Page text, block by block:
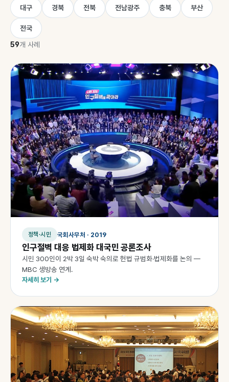
대구 경북 전북 전남광주 충북 부산
전국
59개 사례
정책·시민 국회사무처 · 2019
인구절벽 대응 법제화 대국민 공론조사
시민 300인이 2박 3일 숙박 숙의로 헌법 규범화·법제화를 논의 —
MBC 생방송 연계.
자세히 보기 →